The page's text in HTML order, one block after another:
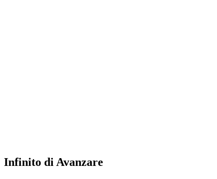
Infinito di Avanzare